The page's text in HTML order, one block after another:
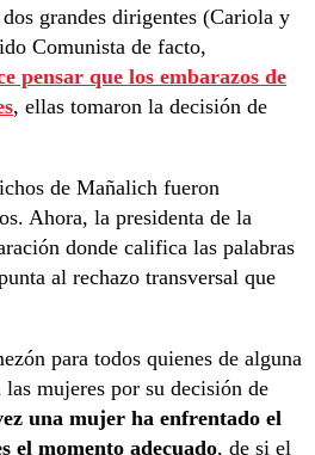
grandes dirigentes (Cariola y
Comunista de facto,
pensar que los embarazos de
, ellas tomaron la decisión de
de Mañalich fueron
Ahora, la presidenta de la
donde califica las palabras
al rechazo transversal que
para todos quienes de alguna
las mujeres por su decisión de
una mujer ha enfrentado el
el momento adecuado, de si el